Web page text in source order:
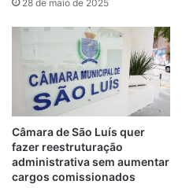
Negou acusação
São Luís
28 de maio de 2025
Câmara de São Luís quer
fazer reestruturação
administrativa sem aumentar
cargos comissionados